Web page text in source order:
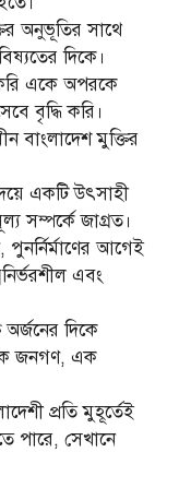
অনুভূতির সাথে
দিকে।
একে অপরকে
বৃদ্ধি করি।
বাংলাদেশ মুক্তির
একটি উৎসাহী
সম্পর্কে জাগ্রত।
আগেই
এবং
দিকে
জনগণ, এক
প্রতি মুহূর্তেই
পারে, সেখানে